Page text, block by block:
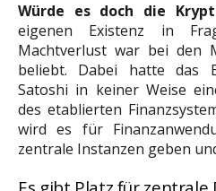
Würde es doch die
eigenen Existenz in
Machtverlust war bei den
beliebt. Dabei hatte das
Satoshi in keiner Weise
des etablierten
wird es für
zentrale Instanzen geben